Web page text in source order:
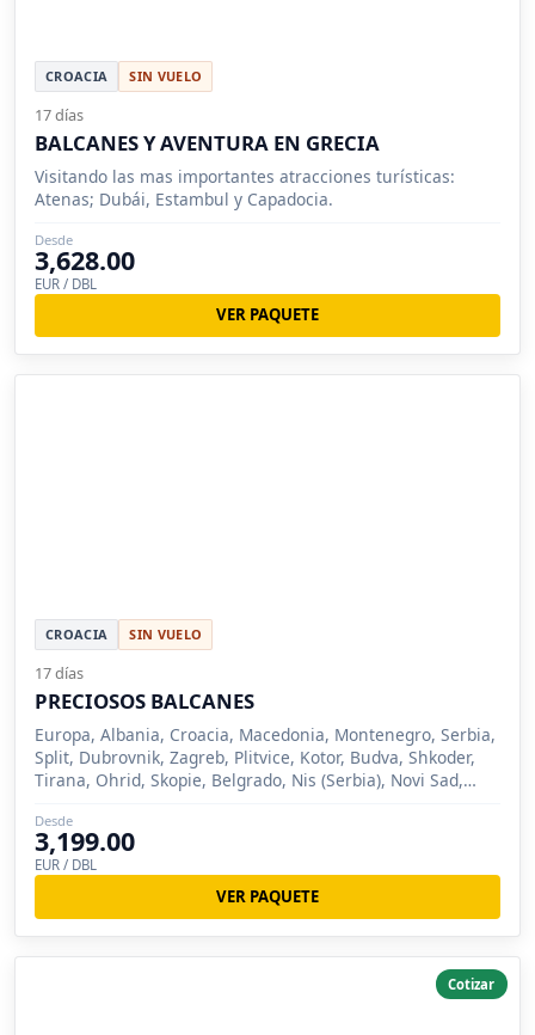
CROACIA SIN VUELO
17 días
BALCANES Y AVENTURA EN GRECIA
Visitando las mas importantes atracciones turísticas:
Atenas; Dubái, Estambul y Capadocia.
Desde
3,628.00
EUR / DBL
VER PAQUETE
CROACIA SIN VUELO
17 días
PRECIOSOS BALCANES
Europa, Albania, Croacia, Macedonia, Montenegro, Serbia,
Split, Dubrovnik, Zagreb, Plitvice, Kotor, Budva, Shkoder,
Tirana, Ohrid, Skopie, Belgrado, Nis (Serbia), Novi Sad,
Desde
3,199.00
EUR / DBL
VER PAQUETE
Cotizar